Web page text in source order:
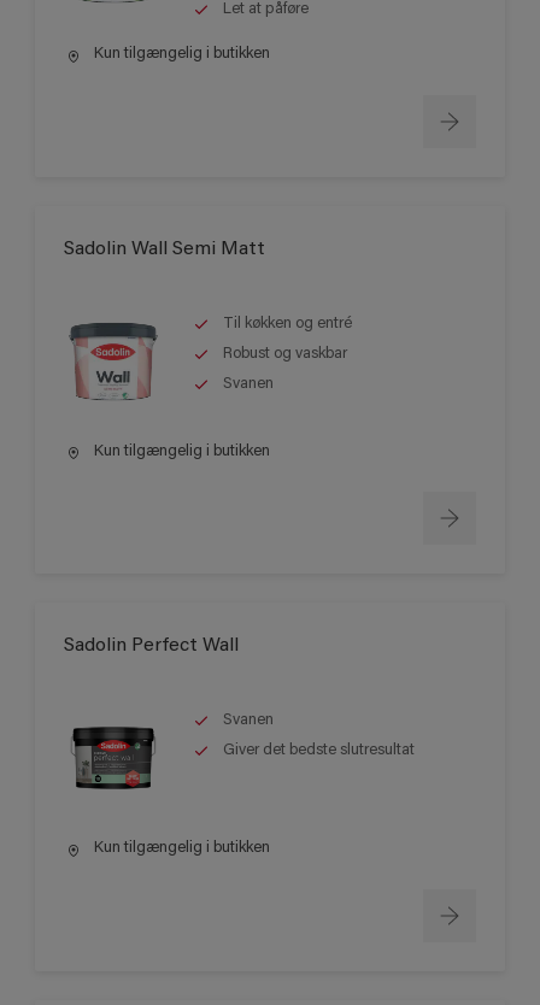
Let at påføre
Kun tilgængelig i butikken
Sadolin Wall Semi Matt
Til køkken og entré
Robust og vaskbar
Svanen
Kun tilgængelig i butikken
Sadolin Perfect Wall
Svanen
Giver det bedste slutresultat
Kun tilgængelig i butikken